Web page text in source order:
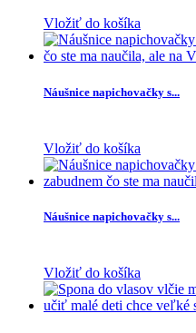
Vložiť do košíka
Náušnice napichovačky s...
Vložiť do košíka
Náušnice napichovačky s...
Vložiť do košíka